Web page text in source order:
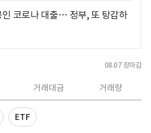
코로나 대출… 정부, 또 탕감하
08.07 장마감
거래대금 거래량
ETF